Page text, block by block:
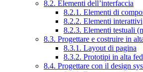
8.2. Elementi dell’interfaccia
8.2.1. Elementi di
8.2.2. Elementi interattivi
8.2.3. Elementi testuali
8.3. Progettare e costruire in
8.3.1. Layout di pagina
8.3.2. Prototipi in alta
8.4. Progettare con il design